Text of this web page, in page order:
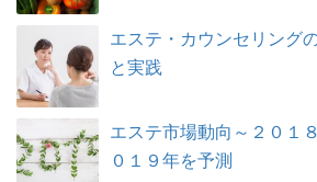
エステ・カウンセリング
と実践
エステ市場動向～２０１
０１９年を予測